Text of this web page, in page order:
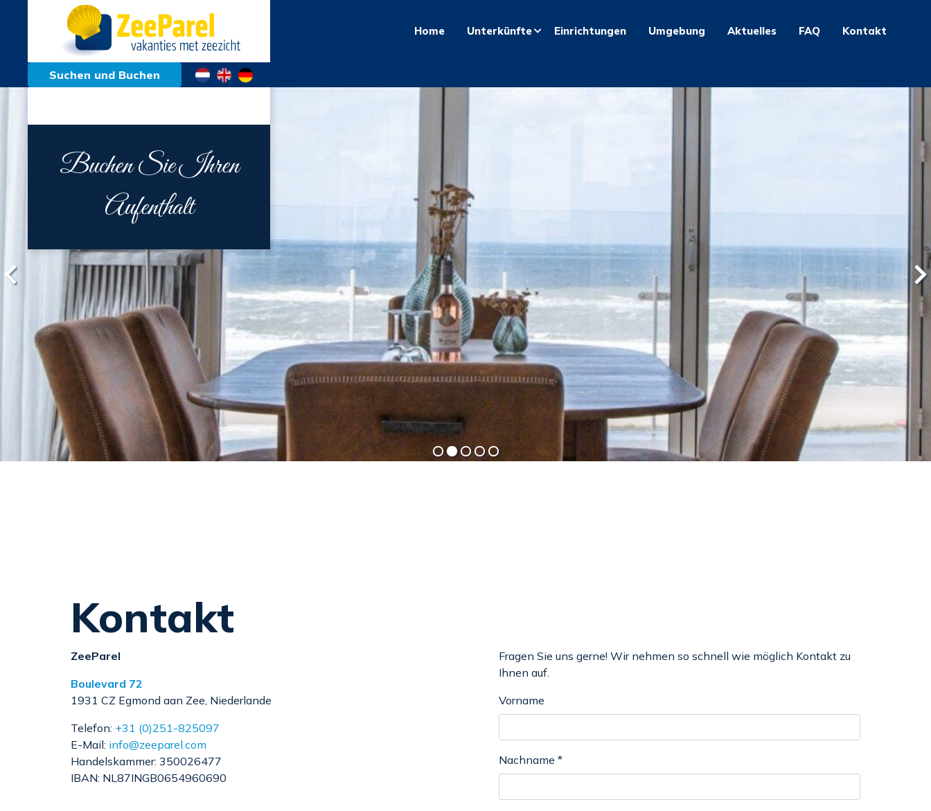
Home Unterkünfte Einrichtungen Umgebung Aktuelles FAQ Kontakt
Suchen und Buchen
Buchen Sie Ihren
Aufenthalt
Kontakt
ZeeParel
Boulevard 72
1931 CZ Egmond aan Zee, Niederlande
Telefon: +31 (0)251-825097
E-Mail: info@zeeparel.com
Handelskammer: 350026477
IBAN: NL87INGB0654960690
Fragen Sie uns gerne! Wir nehmen so schnell wie möglich Kontakt zu
Ihnen auf.
Vorname
Nachname *